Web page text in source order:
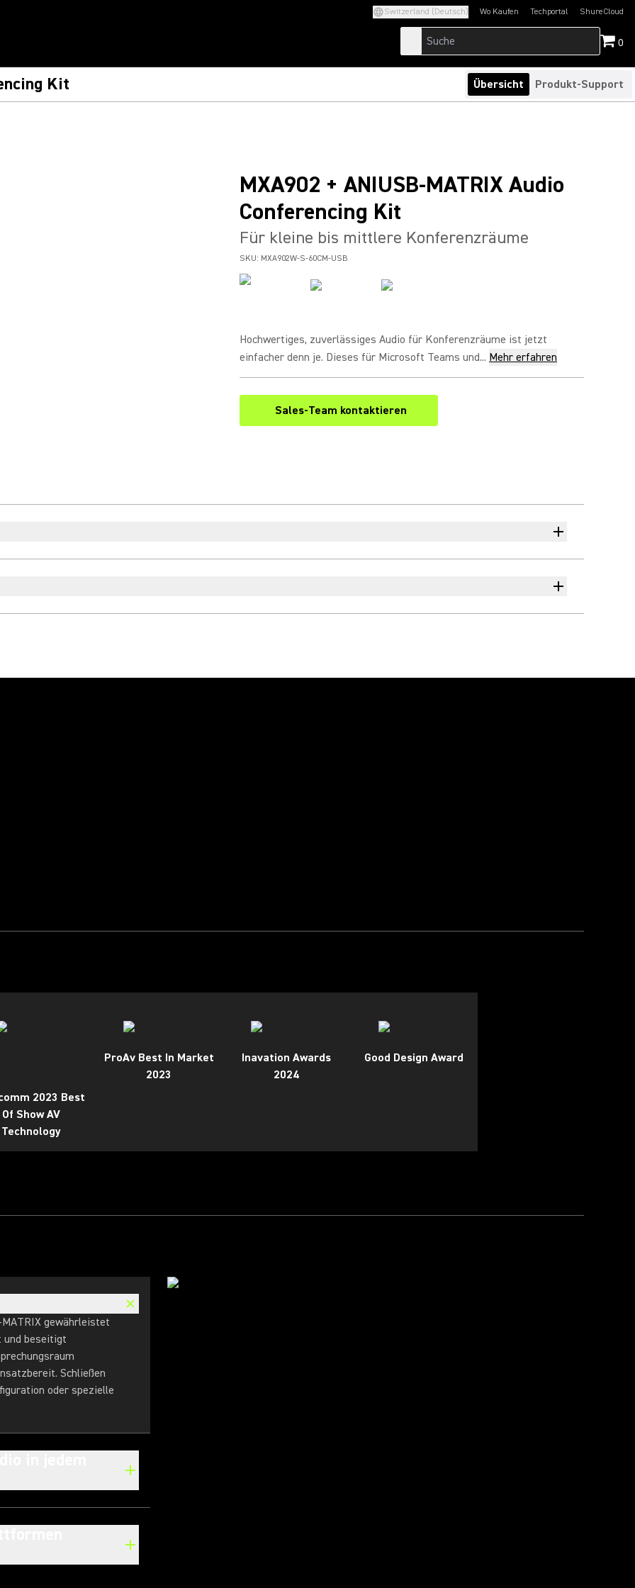
Switzerland (Deutsch) Wo Kaufen Techportal
(Opens in a new tab)ShureCloud
(Opens in a new
0
Kit Übersicht Produkt-Support
MXA902 + ANIUSB-MATRIX Audio
Conferencing Kit
Für kleine bis mittlere Konferenzräume
SKU: MXA902W-S-60CM-USB
Hochwertiges, zuverlässiges Audio für Konferenzräume ist jetzt
einfacher denn je. Dieses für Microsoft Teams und... Mehr erfahren
Sales-Team kontaktieren
2023 Best
Of Show AV
Technology
ProAv Best In Market
2023
Inavation Awards
2024
Good Design Award
gewährleistet
beseitigt
Schließen
oder spezielle